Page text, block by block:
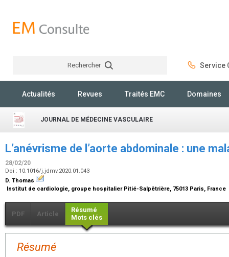
Rechercher Service
Actualités Revues Traités EMC Domaines
JOURNAL DE MÉDECINE VASCULAIRE
L’anévrisme de l’aorte abdominale : une
28/02/20
Doi : 10.1016/j.jdmv.2020.01.043
D. Thomas
Institut de cardiologie, groupe hospitalier Pitié-Salpêtrière, 75013 Paris, France
PDF Article
Résumé
Mots clés
Résumé